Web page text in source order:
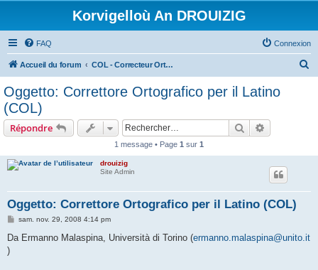
Korvigelloù An DROUIZIG
FAQ Connexion
Accueil du forum COL - Correcteur Orthographique Latin - Latin Spell Checker
Oggetto: Correttore Ortografico per il Latino
(COL)
Répondre Rechercher
1 message • Page 1 sur 1
drouizig
Site Admin
Oggetto: Correttore Ortografico per il Latino (COL)
M
s
sam. nov. 29, 2008 4:14 pm
Da Ermanno Malaspina, Università di Torino (ermanno.malaspina@unito.it
)